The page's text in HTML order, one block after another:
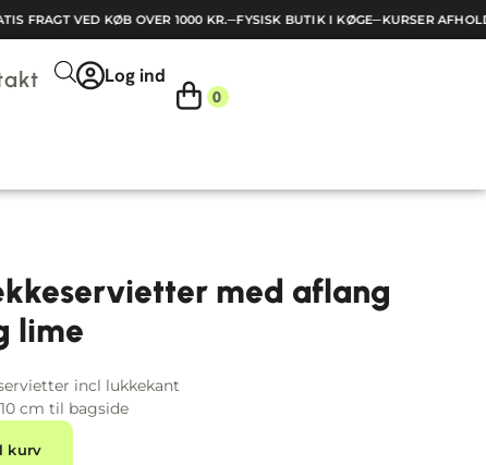
FRAGT VED KØB OVER 1000 KR.─FYSISK BUTIK I KØGE─KURSER
Log ind
0
med aflang
lime
incl lukkekant
cm til bagside
kurv
Alternative: